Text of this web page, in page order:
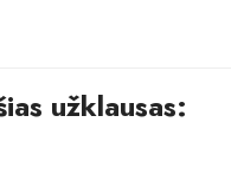
užklausas: